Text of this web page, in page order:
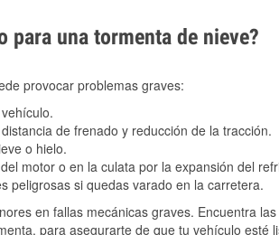
para una tormenta de nieve?
provocar problemas graves:
de frenado y reducción de la tracción.
o hielo.
motor o en la culata por la expansión del
peligrosas si quedas varado en la carretera.
en fallas mecánicas graves. Encuentra
para asegurarte de que tu vehículo esté